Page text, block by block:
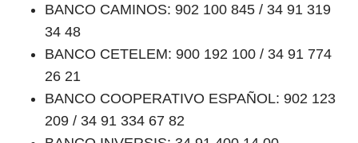
BANCO CAMINOS: 902 100 845 / 34 91 319
34 48
BANCO CETELEM: 900 192 100 / 34 91 774
26 21
BANCO COOPERATIVO ESPAÑOL: 902 123
209 / 34 91 334 67 82